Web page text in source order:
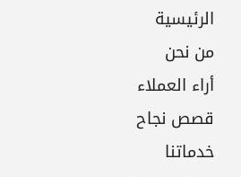
الرئيسية
من نحن
أراء العملاء
قصص نجاح
خدماتنا